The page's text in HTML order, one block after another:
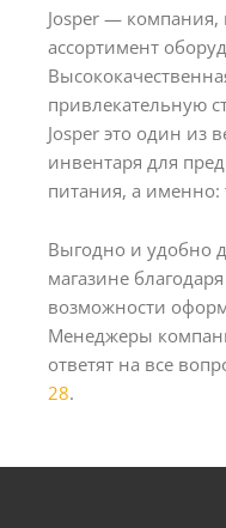
Josper —
ассортимент
привлекательную
Josper это один из
инвентаря для
питания, а именно:
Выгодно и удобно
магазине
возможности
Менеджеры
ответят на все
28.